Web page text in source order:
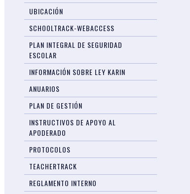
UBICACIÓN
SCHOOLTRACK-WEBACCESS
PLAN INTEGRAL DE SEGURIDAD
ESCOLAR
INFORMACIÓN SOBRE LEY KARIN
ANUARIOS
PLAN DE GESTIÓN
INSTRUCTIVOS DE APOYO AL
APODERADO
PROTOCOLOS
TEACHERTRACK
REGLAMENTO INTERNO